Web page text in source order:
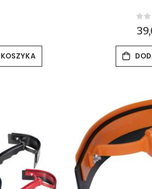
0%